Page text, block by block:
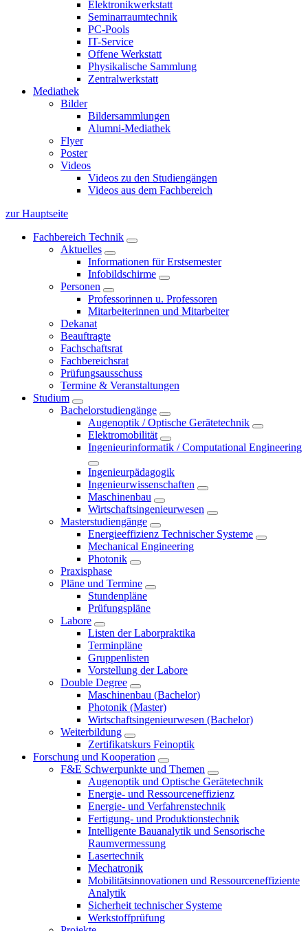
Elektronikwerkstatt
Seminarraumtechnik
PC-Pools
IT-Service
Offene Werkstatt
Physikalische Sammlung
Zentralwerkstatt
Mediathek
Bilder
Bildersammlungen
Alumni-Mediathek
Flyer
Poster
Videos
Videos zu den Studiengängen
Videos aus dem Fachbereich
zur Hauptseite
Fachbereich Technik
Aktuelles
Informationen für Erstsemester
Infobildschirme
Personen
Professorinnen u. Professoren
Mitarbeiterinnen und Mitarbeiter
Dekanat
Beauftragte
Fachschaftsrat
Fachbereichsrat
Prüfungsausschuss
Termine & Veranstaltungen
Studium
Bachelorstudiengänge
Augenoptik / Optische Gerätetechnik
Elektromobilität
Ingenieurinformatik / Computational Engineering
Ingenieurpädagogik
Ingenieurwissenschaften
Maschinenbau
Wirtschaftsingenieurwesen
Masterstudiengänge
Energieeffizienz Technischer Systeme
Mechanical Engineering
Photonik
Praxisphase
Pläne und Termine
Stundenpläne
Prüfungspläne
Labore
Listen der Laborpraktika
Terminpläne
Gruppenlisten
Vorstellung der Labore
Double Degree
Maschinenbau (Bachelor)
Photonik (Master)
Wirtschaftsingenieurwesen (Bachelor)
Weiterbildung
Zertifikatskurs Feinoptik
Forschung und Kooperation
F&E Schwerpunkte und Themen
Augenoptik und Optische Gerätetechnik
Energie- und Ressourceneffizienz
Energie- und Verfahrenstechnik
Fertigung- und Produktionstechnik
Intelligente Bauanalytik und Sensorische
Raumvermessung
Lasertechnik
Mechatronik
Mobilitätsinnovationen und Ressourceneffiziente
Analytik
Sicherheit technischer Systeme
Werkstoffprüfung